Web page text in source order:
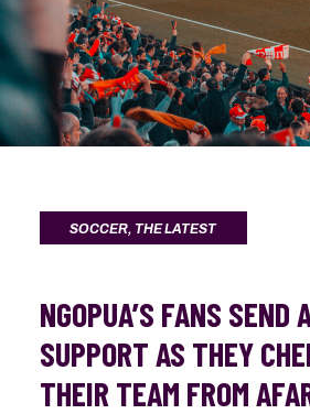
SOCCER, THE LATEST
NGOPUA’S FANS SEND
SUPPORT AS THEY
THEIR TEAM FROM